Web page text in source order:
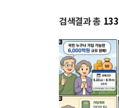
검색결과 총 133